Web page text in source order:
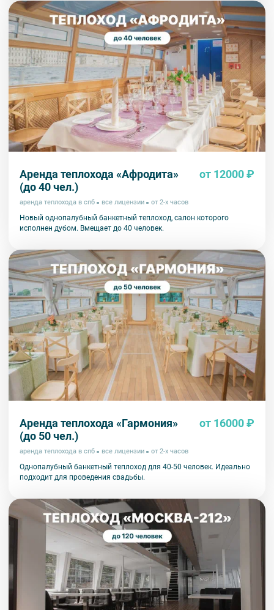
Аренда теплохода «Афродита»
(до 40 чел.)
от 12000 ₽
аренда теплохода в спб все лицензии от 2-х часов
Новый однопалубный банкетный теплоход, салон которого
исполнен дубом. Вмещает до 40 человек.
Аренда теплохода «Гармония»
(до 50 чел.)
от 16000 ₽
аренда теплохода в спб все лицензии от 2-х часов
Однопалубный банкетный теплоход для 40-50 человек. Идеально
подходит для проведения свадьбы.